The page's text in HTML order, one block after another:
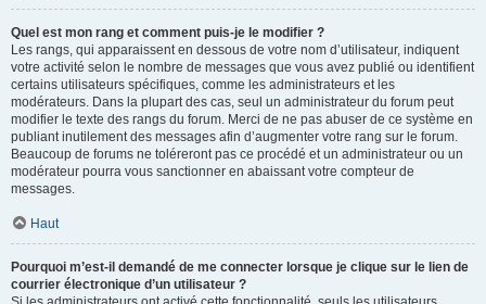
Quel est mon rang et comment puis-je le modifier ?
Les rangs, qui apparaissent en dessous de votre nom d’utilisateur, indiquent
votre activité selon le nombre de messages que vous avez publié ou identifient
certains utilisateurs spécifiques, comme les administrateurs et les
modérateurs. Dans la plupart des cas, seul un administrateur du forum peut
modifier le texte des rangs du forum. Merci de ne pas abuser de ce système en
publiant inutilement des messages afin d’augmenter votre rang sur le forum.
Beaucoup de forums ne toléreront pas ce procédé et un administrateur ou un
modérateur pourra vous sanctionner en abaissant votre compteur de
messages.
Haut
Pourquoi m’est-il demandé de me connecter lorsque je clique sur le lien de
courrier électronique d’un utilisateur ?